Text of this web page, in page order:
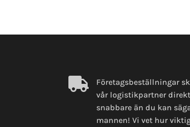

Företagsbeställningar
vår logistikpartner
snabbare än du kan
mannen! Vi vet hur